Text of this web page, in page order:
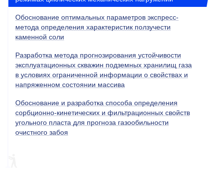
Обоснование оптимальных параметров экспресс-
метода определения характеристик ползучести
каменной соли
Разработка метода прогнозирования устойчивости
эксплуатационных скважин подземных хранилищ газа
в условиях ограниченной информации о свойствах и
напряженном состоянии массива
Обоснование и разработка способа определения
сорбционно-кинетических и фильтрационных свойств
угольного пласта для прогноза газообильности
очистного забоя